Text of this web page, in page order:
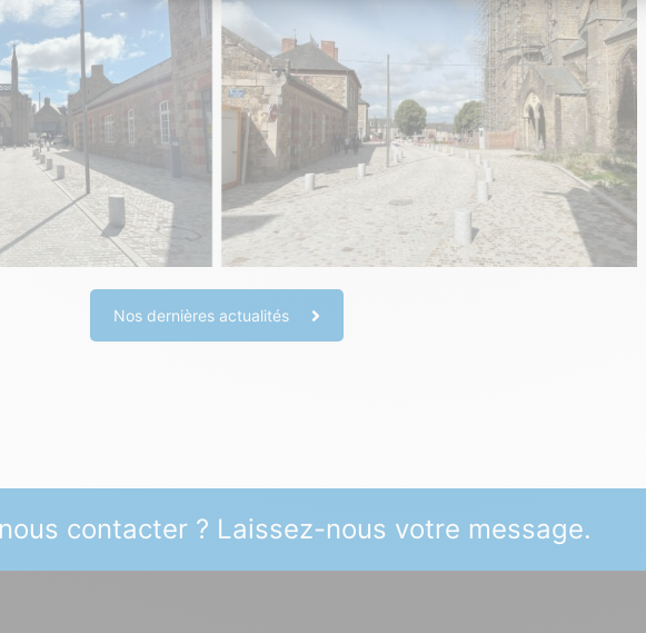
Nos dernières actualités
contacter ? Laissez-nous votre message.